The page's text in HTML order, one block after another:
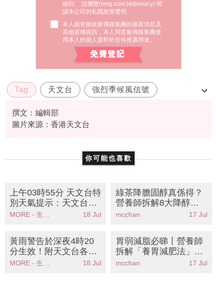
細則。 請瀏覽(nmg.com.hk/privacy) 閱
讀本公司的私隱政策聲明。
本人願意接收新傳媒集團的最新消息及
其他宣傳資訊，本人同意新傳媒集團使
用本人的個人資料於任何推廣用途。
Tag 天文台 強烈季候風信號
特別天氣提示
撰文：編輯部
圖片來源：香港天文台
你可能也喜歡
上午03時55分 天文台特
別天氣提示：天文台發
出特別天氣提示雷雨區
MORE - 生活品味 18 Jul
綠茶降膽固醇真係得？
營養師拆解8大降醇神
級食物丨附正確飲法與
mcchan 17 Jul
黃雨警告於深夜4時20
分生效！附天文台各區
雨量分佈圖
18 Jul
胃弱減脂必睇丨營養師
拆解「養胃減肥法」！
8大溫和食物食住瘦告
mcchan 17 Jul